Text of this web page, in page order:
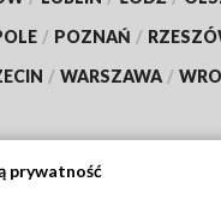
/ POZNAŃ /
/ WARSZAWA /
prywatność